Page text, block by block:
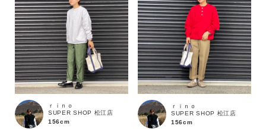
ｒｉｎｏ
SUPER SHOP 松江店
156cm
ｒｉｎｏ
SUPER SHOP 松江店
156cm